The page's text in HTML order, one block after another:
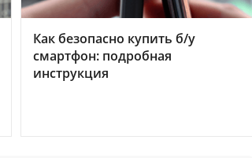
Как безопасно купить б/у
смартфон: подробная
инструкция